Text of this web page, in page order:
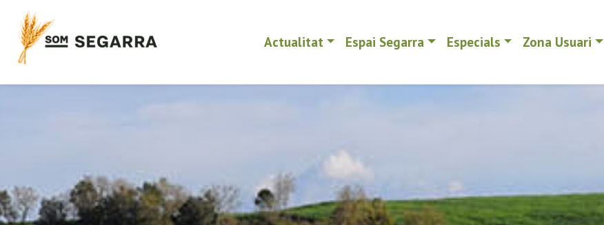
Actualitat Espai Segarra Especials Zona Usuari